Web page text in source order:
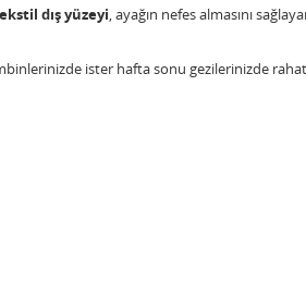
dış yüzeyi, ayağın nefes almasını
ister hafta sonu gezilerinizde